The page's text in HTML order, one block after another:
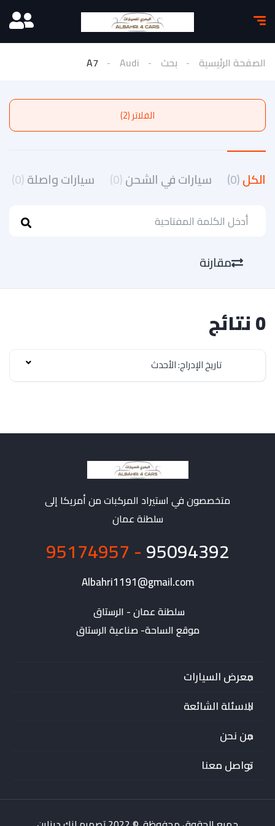
الصفحة الرئيسية بحث Audi
A7
الفلاتر (2)
الكل(0) سيارات في الشحن(0) سيارات واصلة(0)
مقارنة
0 نتائج
تاريخ الإدراج: الأحدث
متخصصون في استيراد المركبات من أمريكا إلى
سلطنة عمان
95094392
- 95174957
Albahri1191@gmail.com
موقع الساحة- صناعية الرستاق
معرض السيارات
الاسئلة الشائعة
من نحن
تواصل معنا